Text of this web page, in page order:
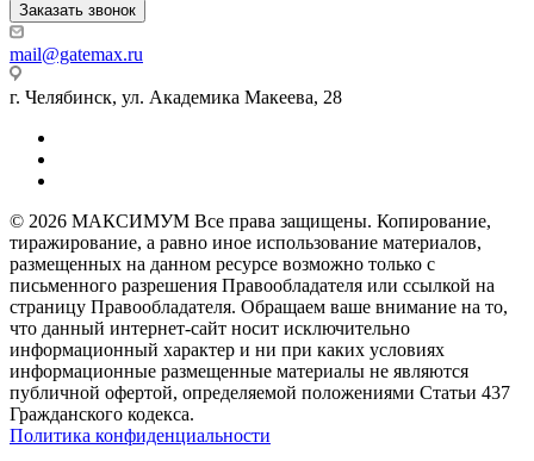
Заказать звонок
mail@gatemax.ru
г. Челябинск, ул. Академика Макеева, 28
© 2026 МАКСИМУМ Все права защищены. Копирование,
тиражирование, а равно иное использование материалов,
размещенных на данном ресурсе возможно только с
письменного разрешения Правообладателя или ссылкой на
страницу Правообладателя. Обращаем ваше внимание на то,
что данный интернет-сайт носит исключительно
информационный характер и ни при каких условиях
информационные размещенные материалы не являются
публичной офертой, определяемой положениями Статьи 437
Гражданского кодекса.
Политика конфиденциальности